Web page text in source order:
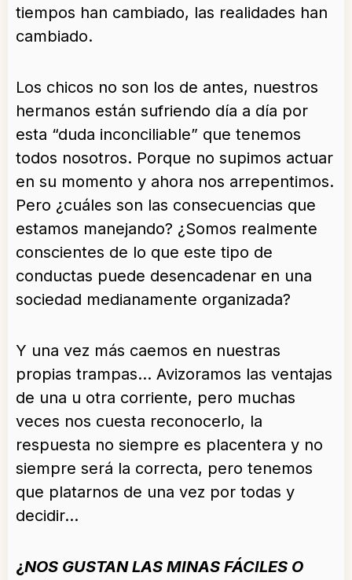
tiempos han cambiado, las realidades han
cambiado.
Los chicos no son los de antes, nuestros
hermanos están sufriendo día a día por
esta “duda inconciliable” que tenemos
todos nosotros. Porque no supimos actuar
en su momento y ahora nos arrepentimos.
Pero ¿cuáles son las consecuencias que
estamos manejando? ¿Somos realmente
conscientes de lo que este tipo de
conductas puede desencadenar en una
sociedad medianamente organizada?
Y una vez más caemos en nuestras
propias trampas… Avizoramos las ventajas
de una u otra corriente, pero muchas
veces nos cuesta reconocerlo, la
respuesta no siempre es placentera y no
siempre será la correcta, pero tenemos
que platarnos de una vez por todas y
decidir…
¿NOS GUSTAN LAS MINAS FÁCILES O